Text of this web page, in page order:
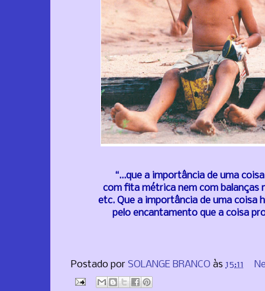
“...que a importância de uma
com fita métrica nem com balanças
etc. Que a importância de uma coisa
pelo encantamento que a coisa
Postado por SOLANGE BRANCO às 15:11